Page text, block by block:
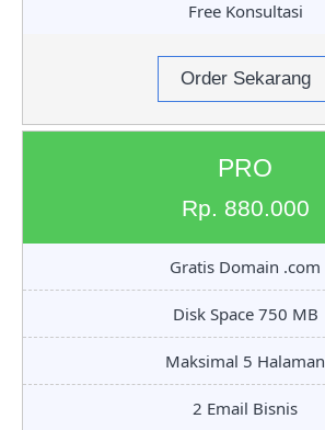
Free Konsultasi
Order Sekarang
PRO
Rp. 880.000
Gratis Domain .com
Disk Space 750 MB
Maksimal 5 Halaman
2 Email Bisnis